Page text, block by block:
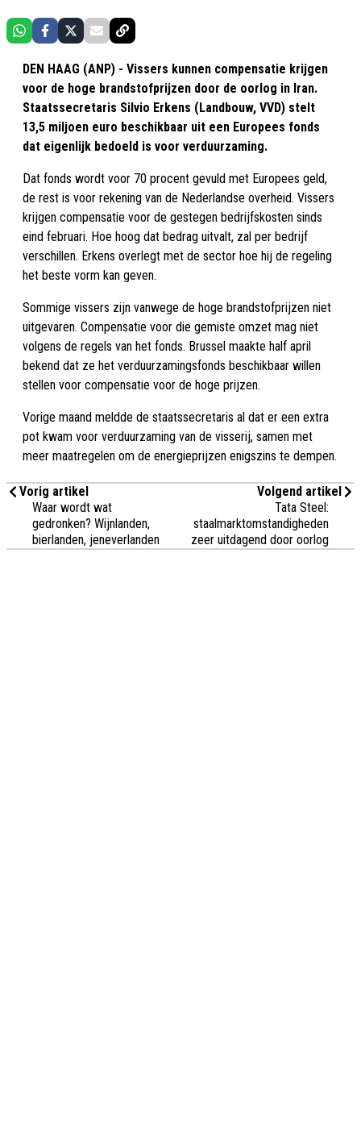
DEN HAAG (ANP) - Vissers kunnen compensatie krijgen
voor de hoge brandstofprijzen door de oorlog in Iran.
Staatssecretaris Silvio Erkens (Landbouw, VVD) stelt
13,5 miljoen euro beschikbaar uit een Europees fonds
dat eigenlijk bedoeld is voor verduurzaming.
Dat fonds wordt voor 70 procent gevuld met Europees geld,
de rest is voor rekening van de Nederlandse overheid. Vissers
krijgen compensatie voor de gestegen bedrijfskosten sinds
eind februari. Hoe hoog dat bedrag uitvalt, zal per bedrijf
verschillen. Erkens overlegt met de sector hoe hij de regeling
het beste vorm kan geven.
Sommige vissers zijn vanwege de hoge brandstofprijzen niet
uitgevaren. Compensatie voor die gemiste omzet mag niet
volgens de regels van het fonds. Brussel maakte half april
bekend dat ze het verduurzamingsfonds beschikbaar willen
stellen voor compensatie voor de hoge prijzen.
Vorige maand meldde de staatssecretaris al dat er een extra
pot kwam voor verduurzaming van de visserij, samen met
meer maatregelen om de energieprijzen enigszins te dempen.
Vorig artikel
Waar wordt wat
gedronken? Wijnlanden,
bierlanden, jeneverlanden
Volgend artikel
Tata Steel:
staalmarktomstandigheden
zeer uitdagend door oorlog